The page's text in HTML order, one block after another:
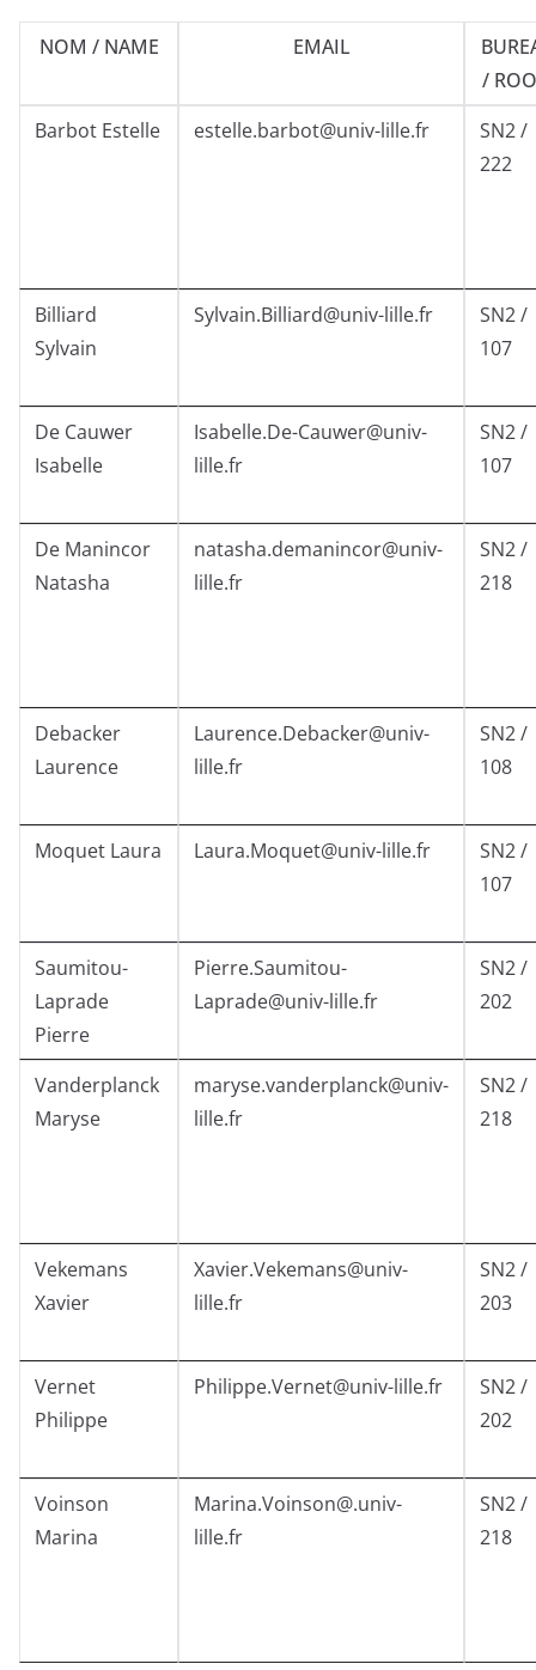
NOM / NAME EMAIL
/
Barbot Estelle
estelle.barbot@univ-lille.fr
SN2 /
222
Billiard
Sylvain
Sylvain.Billiard@univ-lille.fr
SN2 /
107
De Cauwer
Isabelle
Isabelle.De-Cauwer@univ-
lille.fr
SN2 /
107
De Manincor
Natasha
natasha.demanincor@univ-
lille.fr
SN2 /
218
Debacker
Laurence
Laurence.Debacker@univ-
lille.fr
SN2 /
108
Moquet Laura Laura.Moquet@univ-lille.fr
SN2 /
107
Saumitou-
Laprade
Pierre
Pierre.Saumitou-
Laprade@univ-lille.fr
SN2 /
202
Vanderplanck
Maryse
maryse.vanderplanck@univ-
lille.fr
SN2 /
218
Vekemans
Xavier
Xavier.Vekemans@univ-
lille.fr
SN2 /
203
Vernet
Philippe
Philippe.Vernet@univ-lille.fr
SN2 /
202
Voinson
Marina
Marina.Voinson@.univ-
lille.fr
SN2 /
218